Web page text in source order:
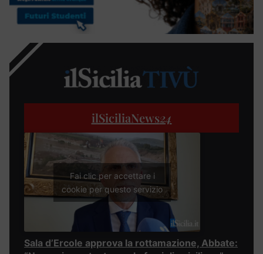
ilSiciliaNews24
Fai clic per accettare i
cookie per questo servizio
Sala d’Ercole approva la rottamazione, Abbate: